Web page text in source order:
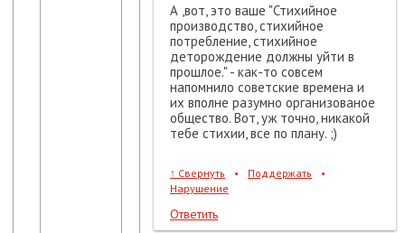
А ,вот, это ваше "Стихийное
производство, стихийное
потребление, стихийное
деторождение должны уйти в
прошлое." - как-то совсем
напомнило советские времена и
их вполне разумно организованое
общество. Вот, уж точно, никакой
тебе стихии, все по плану. ;)
↑ Свернуть • Поддержать
•
Нарушение
Ответить